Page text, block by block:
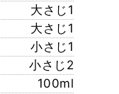
大さじ1
大さじ1
小さじ1
小さじ2
100ml